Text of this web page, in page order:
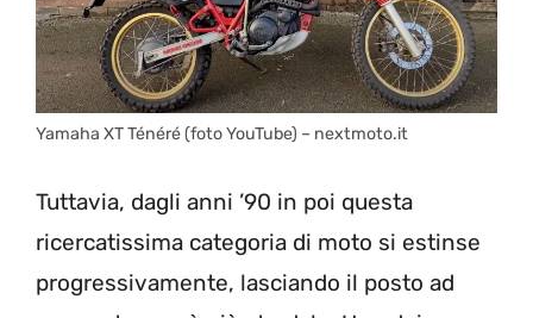
Yamaha XT Ténéré (foto YouTube) – nextmoto.it
Tuttavia, dagli anni ’90 in poi questa
ricercatissima categoria di moto si estinse
progressivamente, lasciando il posto ad